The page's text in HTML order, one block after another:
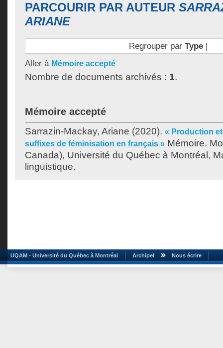
PARCOURIR PAR AUTEUR
ARIANE
Regrouper par Type|
Aller à Mémoire accepté
Nombre de documents archivés : 1.
Mémoire accepté
Sarrazin-Mackay, Ariane (2020). « Production
suffixes de féminisation en français » Mémoire.
Canada), Université du Québec à Montréal,
linguistique.
UQAM - Université du Québec à Montréal Archipel Nous écrire